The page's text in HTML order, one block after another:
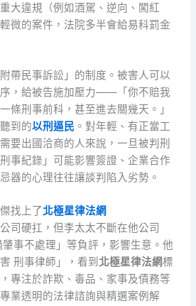
大違規（例如酒駕、逆向、闖紅
微的案件，法院多半會給易科罰金
帶民事訴訟」的制度。被害人可以
，給被告施加壓力——「你不賠我
條刑事前科，甚至進去關幾天。」
到的以刑逼民 。對年輕、有正當工
要出國洽商的人來說，一旦被判刑
事紀錄」可能影響簽證、企業合作
器的心理往往讓談判陷入劣勢。
找上了北極星律法網
司硬扛，但李太太不斷在他公司
事不處理」等負評，影響生意。他
刑事律師」，看到 北極星律法網標
專注於詐欺、毒品、家事及債務等
業透明的法律諮詢與精選案例解